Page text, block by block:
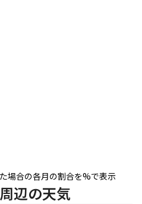
場合の各月の割合を%で表示
辺の天気